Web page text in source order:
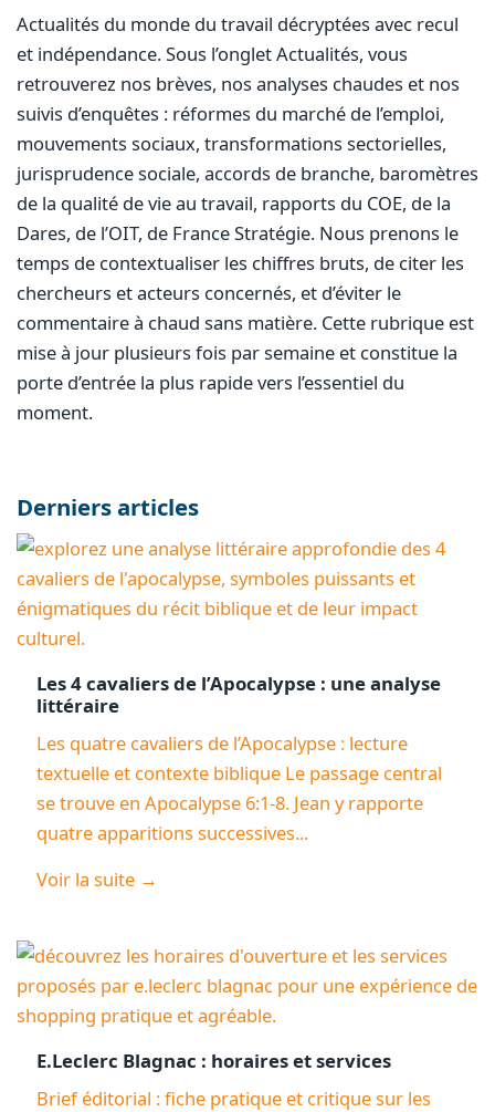
Actualités du monde du travail décryptées avec recul
et indépendance. Sous l’onglet Actualités, vous
retrouverez nos brèves, nos analyses chaudes et nos
suivis d’enquêtes : réformes du marché de l’emploi,
mouvements sociaux, transformations sectorielles,
jurisprudence sociale, accords de branche, baromètres
de la qualité de vie au travail, rapports du COE, de la
Dares, de l’OIT, de France Stratégie. Nous prenons le
temps de contextualiser les chiffres bruts, de citer les
chercheurs et acteurs concernés, et d’éviter le
commentaire à chaud sans matière. Cette rubrique est
mise à jour plusieurs fois par semaine et constitue la
porte d’entrée la plus rapide vers l’essentiel du
moment.
Derniers articles
Les 4 cavaliers de l’Apocalypse : une analyse
littéraire
Les quatre cavaliers de l’Apocalypse : lecture
textuelle et contexte biblique Le passage central
se trouve en Apocalypse 6:1-8. Jean y rapporte
quatre apparitions successives...
Voir la suite →
E.Leclerc Blagnac : horaires et services
Brief éditorial : fiche pratique et critique sur les